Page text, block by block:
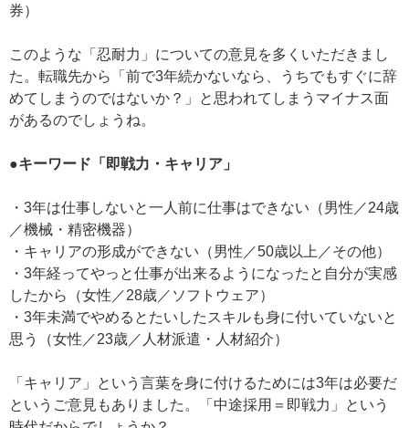
券）
このような「忍耐力」についての意見を多くいただきまし
た。転職先から「前で3年続かないなら、うちでもすぐに辞
めてしまうのではないか？」と思われてしまうマイナス面
があるのでしょうね。
●キーワード「即戦力・キャリア」
・3年は仕事しないと一人前に仕事はできない（男性／24歳
／機械・精密機器）
・キャリアの形成ができない（男性／50歳以上／その他）
・3年経ってやっと仕事が出来るようになったと自分が実感
したから（女性／28歳／ソフトウェア）
・3年未満でやめるとたいしたスキルも身に付いていないと
思う（女性／23歳／人材派遣・人材紹介）
「キャリア」という言葉を身に付けるためには3年は必要だ
というご意見もありました。「中途採用＝即戦力」という